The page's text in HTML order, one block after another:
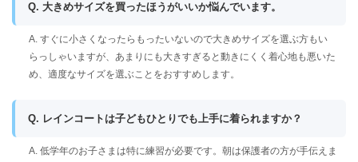
Q. 大きめサイズを買ったほうがいいか悩んでいます。
A. すぐに小さくなったらもったいないので大きめサイズを選ぶ方もい
らっしゃいますが、あまりにも大きすぎると動きにくく着心地も悪いた
め、適度なサイズを選ぶことをおすすめします。
Q. レインコートは子どもひとりでも上手に着られますか？
A. 低学年のお子さまは特に練習が必要です。朝は保護者の方が手伝えま